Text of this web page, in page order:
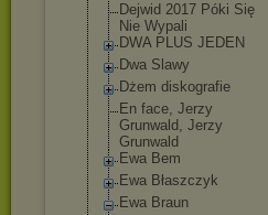
Dejwid 2017 Póki Się
Nie Wypali
DWA PLUS JEDEN
Dwa Slawy
Dżem diskografie
En face, Jerzy
Grunwald, Jerzy
Grunwald
Ewa Bem
Ewa Błaszczyk
Ewa Braun